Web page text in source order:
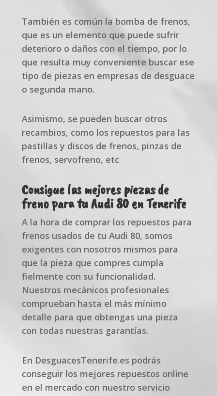
También es común la bomba de frenos,
que es un elemento que puede sufrir
deterioro o daños con el tiempo, por lo
que resulta muy conveniente buscar ese
tipo de piezas en empresas de desguace
o segunda mano.
Asimismo, se pueden buscar otros
recambios, como los repuestos para las
pastillas y discos de frenos, pinzas de
frenos, servofreno, etc
Consigue las mejores piezas de
freno para tu Audi 80 en Tenerife
A la hora de comprar los repuestos para
frenos usados de tu Audi 80, somos
exigentes con nosotros mismos para
que la pieza que compres cumpla
fielmente con su funcionalidad.
Nuestros mecánicos profesionales
comprueban hasta el más mínimo
detalle para que obtengas una pieza
con todas nuestras garantías.
En DesguacesTenerife.es podrás
conseguir los mejores repuestos online
en el mercado con nuestro servicio